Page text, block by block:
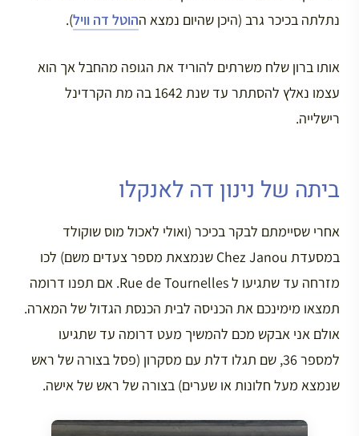
נתלתה בכיכר גרב (היכן שהיום נמצא ההוטל דה וויל).
אותו ברון שלח משרתים להוריד את הגופה מהחבל אך הוא
עצמו נאלץ להסתתר עד שנת 1642 בה מת הקרדינל
רישלייה.
ביתה של נינון דה לאנקלו
אחרי שסיימתם לבקר בכיכר (ואולי לאכול מוס שוקולד
במסעדת Chez Janou שנמצאת מספר צעדים משם) לכו
מזרחה עד שתגיעו ל Rue de Tournelles. אם תפנו דרומה
תמצאו מימינכם את הכניסה לבית הכנסת הגדול של המארה.
אולם אני אבקש מכם להמשיך מעט דרומה עד שתגיעו
למספר 36, שם תגלו דלת עם מסקרון (פסל בצורה של ראש
שנמצא מעל חלונות או שערים) בצורה של ראש של אישה.